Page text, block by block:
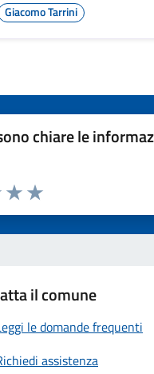
Giacomo Tarrini
chiare le
stelle la pagina
Valuta 5 stelle su 5
Valuta 4 stelle su 5
3 stelle su 5
stelle su 5
su 5
il comune
le domande frequenti
assistenza